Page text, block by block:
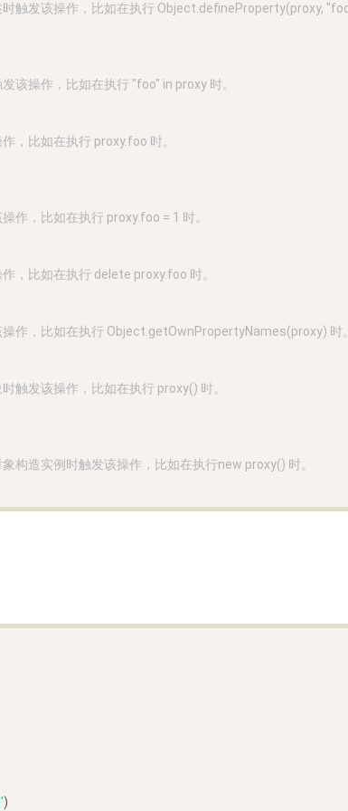
触发该操作，比如在执行 Object.defineProperty(proxy,
该操作，比如在执行 "foo" in proxy 时。
，比如在执行 proxy.foo 时。
作，比如在执行 proxy.foo = 1 时。
，比如在执行 delete proxy.foo 时。
作，比如在执行 Object.getOwnPropertyNames(proxy) 时。
触发该操作，比如在执行 proxy() 时。
构造实例时触发该操作，比如在执行new proxy() 时。
)